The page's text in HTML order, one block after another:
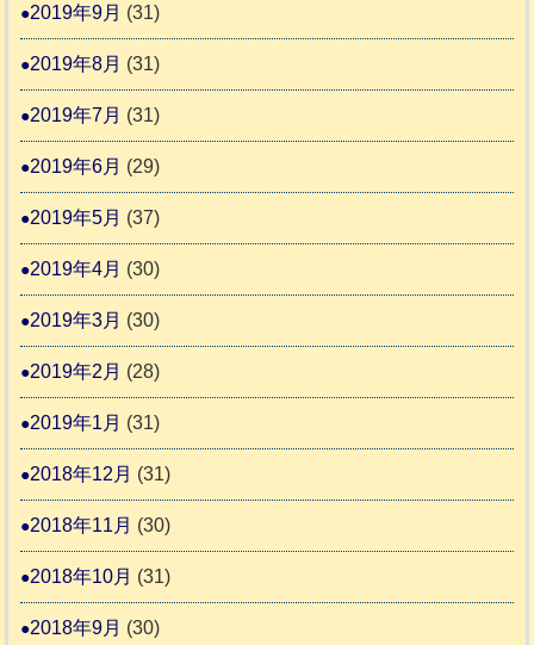
2019年9月 (31)
2019年8月 (31)
2019年7月 (31)
2019年6月 (29)
2019年5月 (37)
2019年4月 (30)
2019年3月 (30)
2019年2月 (28)
2019年1月 (31)
2018年12月 (31)
2018年11月 (30)
2018年10月 (31)
2018年9月 (30)